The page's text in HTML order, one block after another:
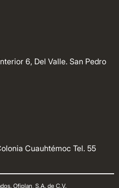
6, Del Valle. San Pedro
Cuauhtémoc Tel. 55
Ofiplan, S.A. de C.V.